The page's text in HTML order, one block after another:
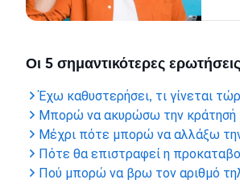
Οι 5 σημαντικότερες
Έχω καθυστερήσει, τι γίνεται
Μπορώ να ακυρώσω την κράτησή
Μέχρι πότε μπορώ να αλλάξω
Πότε θα επιστραφεί η
Πού μπορώ να βρω τον αριθμό